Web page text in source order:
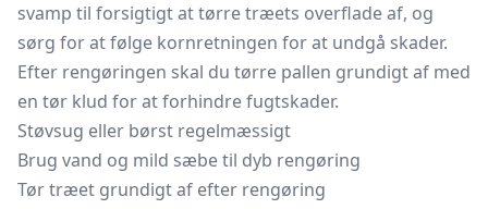
svamp til forsigtigt at tørre træets overflade af, og
sørg for at følge kornretningen for at undgå skader.
Efter rengøringen skal du tørre pallen grundigt af med
en tør klud for at forhindre fugtskader.
Støvsug eller børst regelmæssigt
Brug vand og mild sæbe til dyb rengøring
Tør træet grundigt af efter rengøring